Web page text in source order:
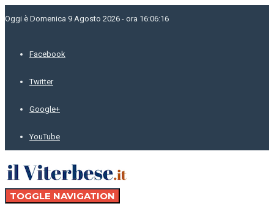
Oggi è Domenica 9 Agosto 2026 - ora 16:06:16
Facebook
Twitter
Google+
YouTube
TOGGLE NAVIGATION